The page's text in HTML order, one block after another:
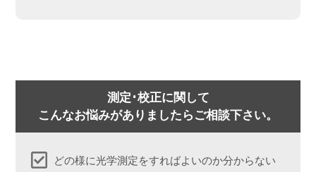
測定･校正に関して
こんなお悩みがありましたらご相談下さい。
どの様に光学測定をすればよいのか分からない